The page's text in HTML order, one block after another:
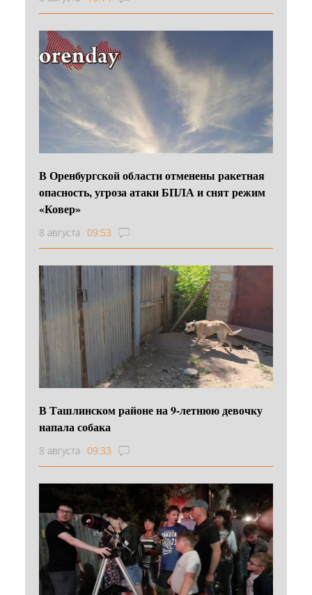
В Оренбургской области отменены ракетная
опасность, угроза атаки БПЛА и снят режим
«Ковер»
8 августа 09:53
В Ташлинском районе на 9-летнюю девочку
напала собака
8 августа 09:33